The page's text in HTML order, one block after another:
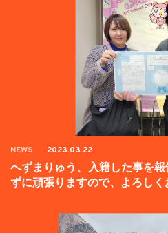
NEWS 2023.03.22
へずまりゅう、入籍した事を
ずに頑張りますので、よろしく